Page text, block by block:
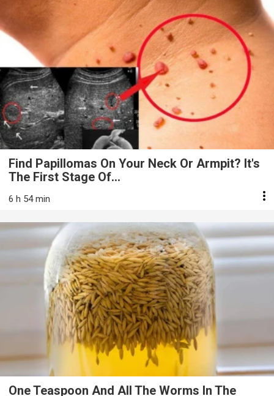
Find Papillomas On Your Neck Or Armpit? It's
The First Stage Of...
6 h 54 min
One Teaspoon And All The Worms In The